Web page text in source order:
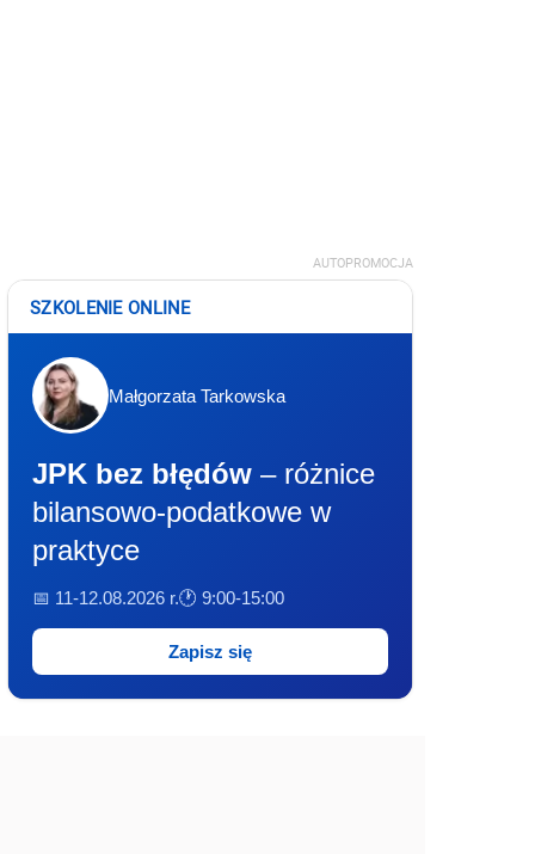
AUTOPROMOCJA
SZKOLENIE ONLINE
Małgorzata Tarkowska
JPK bez błędów – różnice
bilansowo-podatkowe w
praktyce
📅 11-12.08.2026 r.🕐 9:00-15:00
Zapisz się